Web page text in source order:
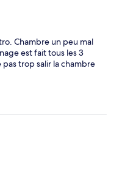
Chambre un peu mal
est fait tous les 3
trop salir la chambre